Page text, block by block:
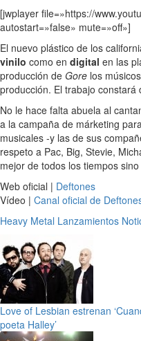
[jwplayer file=»https://
autostart=»false» mute=»off»]
El nuevo plástico de los
vinilo como en digital en las
producción de Gore los
producción. El trabajo constará
No le hace falta abuela al
a la campaña de márketing
musicales -y las de sus
respeto a Pac, Big, Stevie,
mejor de todos los tiempos
Web oficial | Deftones
Vídeo | Canal oficial de
Heavy Metal Lanzamientos
Love of Lesbian estrenan
poeta Halley’